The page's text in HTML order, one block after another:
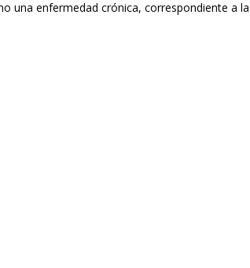
una enfermedad crónica, correspondiente a